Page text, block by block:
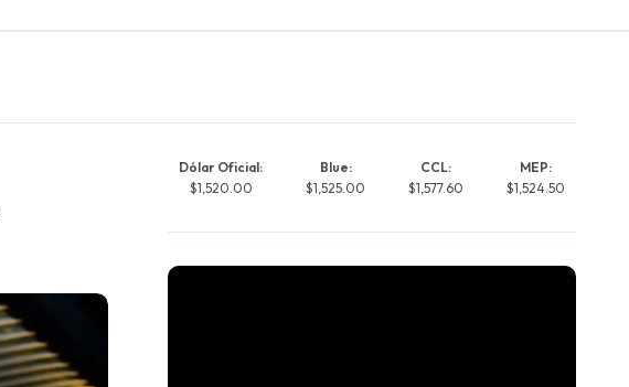
Dólar Oficial:
$1,520.00
Blue:
$1,525.00
CCL:
$1,577.60
MEP:
$1,524.50